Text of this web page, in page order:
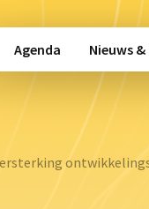
Agenda Nieuws &